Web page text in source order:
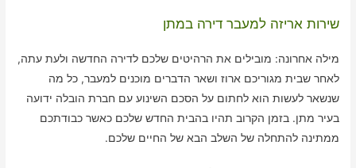
שירות אריזה למעבר דירה במתן
מילה אחרונה: מובילים את הרהיטים שלכם לדירה החדשה ולעת עתה,
לאחר שבית מגוריכם ארוז ושאר הדברים מוכנים למעבר, כל מה
שנשאר לעשות הוא לחתום על הסכם השינוע עם חברת הובלה ידועה
בעיר מתן. בזמן הקרוב תהיו בהבית החדש שלכם כאשר כבודתכם
ממתינה להתחלה של השלב הבא של החיים שלכם.